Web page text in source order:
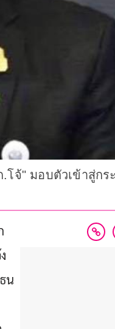
โจ้" มอบตัวเข้าสู่ก
น